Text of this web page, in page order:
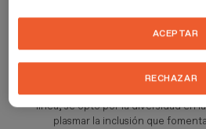
a la marca comunicarse ante múltiples
teniendo en cuenta que sus canales
ONG, se creó un sistema gráfico
fresco que permite transmitir la
propios del colectivo, así como su
línea, se optó por la diversidad en
plasmar la inclusión que
RECHAZAR
ACEPTAR